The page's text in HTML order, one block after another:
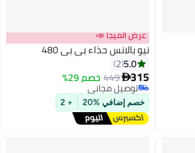
عرض الميجا 📣
نيو بالانس حذاء بي بي 480
خصم 29%
توصيل مجاني
توصيل مجاني
خصم إضافي %20 + 2